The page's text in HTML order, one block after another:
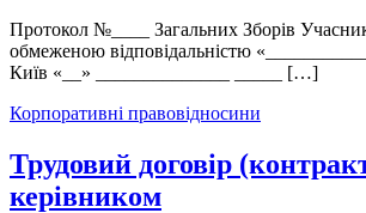
Протокол №____ Загальних Зборів
обмеженою відповідальністю
Київ «__» ______________ _____ […]
Корпоративні правовідносини
Трудовий договір
керівником